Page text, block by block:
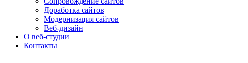
Доработка сайтов
Модернизация сайтов
Веб-дизайн
О веб-студии
Контакты